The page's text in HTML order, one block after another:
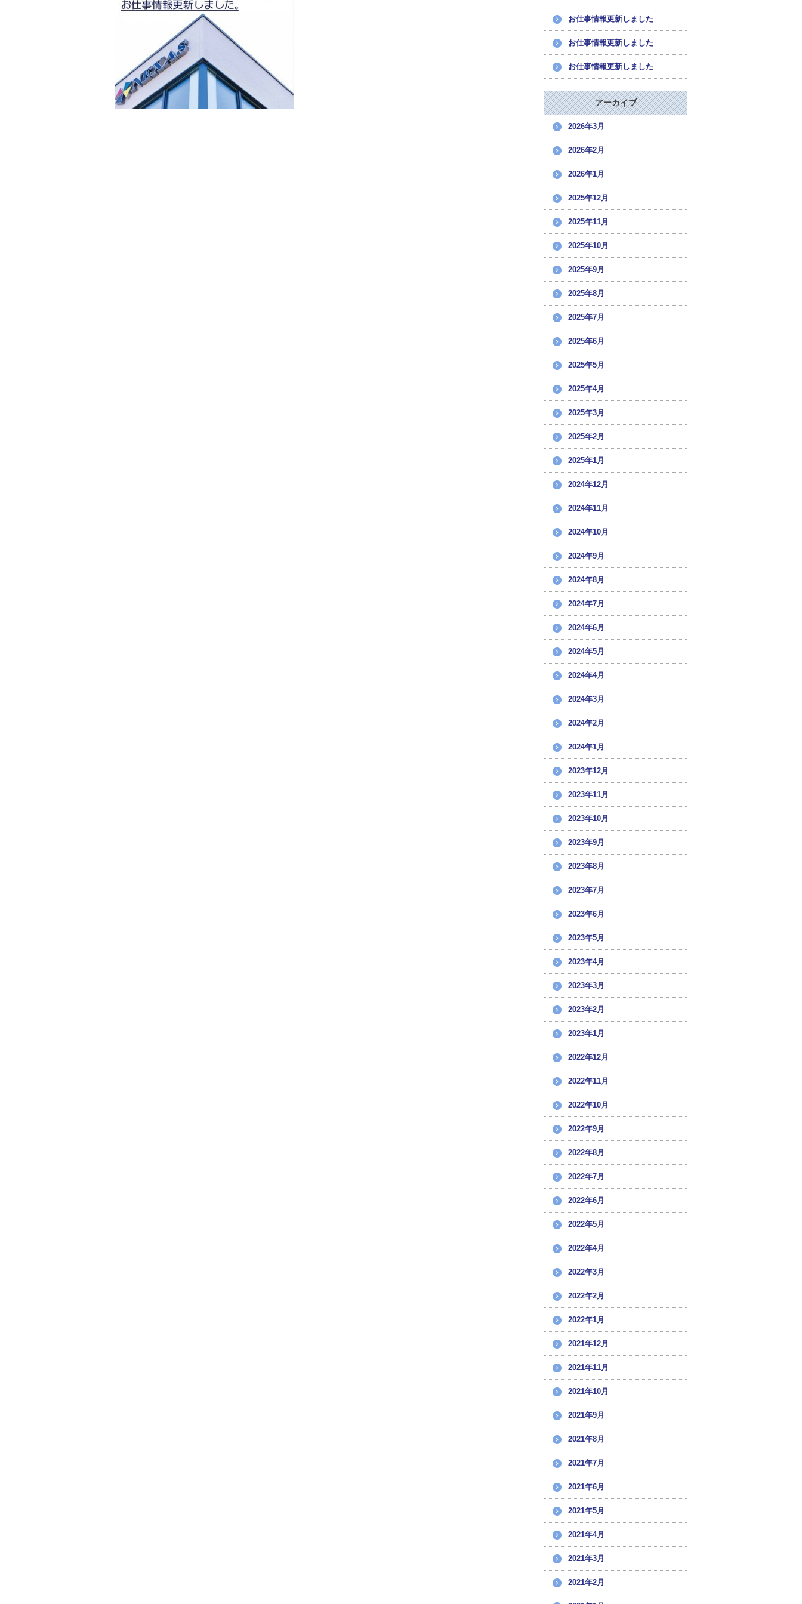
お仕事情報更新しました
お仕事情報更新しました
お仕事情報更新しました
アーカイブ
2026年3月
2026年2月
2026年1月
2025年12月
2025年11月
2025年10月
2025年9月
2025年8月
2025年7月
2025年6月
2025年5月
2025年4月
2025年3月
2025年2月
2025年1月
2024年12月
2024年11月
2024年10月
2024年9月
2024年8月
2024年7月
2024年6月
2024年5月
2024年4月
2024年3月
2024年2月
2024年1月
2023年12月
2023年11月
2023年10月
2023年9月
2023年8月
2023年7月
2023年6月
2023年5月
2023年4月
2023年3月
2023年2月
2023年1月
2022年12月
2022年11月
2022年10月
2022年9月
2022年8月
2022年7月
2022年6月
2022年5月
2022年4月
2022年3月
2022年2月
2022年1月
2021年12月
2021年11月
2021年10月
2021年9月
2021年8月
2021年7月
2021年6月
2021年5月
2021年4月
2021年3月
2021年2月